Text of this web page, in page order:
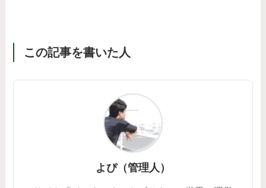
この記事を書いた人
よぴ（管理人）